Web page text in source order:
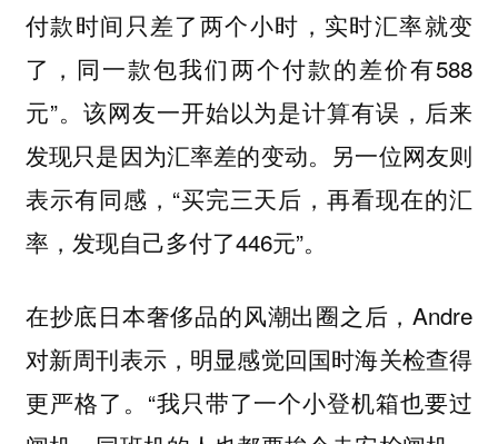
付款时间只差了两个小时，实时汇率就变
了，同一款包我们两个付款的差价有588
元”。该网友一开始以为是计算有误，后来
发现只是因为汇率差的变动。另一位网友则
表示有同感，“买完三天后，再看现在的汇
率，发现自己多付了446元”。
在抄底日本奢侈品的风潮出圈之后，Andre
对新周刊表示，明显感觉回国时海关检查得
更严格了。“我只带了一个小登机箱也要过